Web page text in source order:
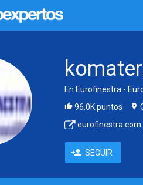
En Eurofinestra -
96,0K puntos
eurofinestra.com
SEGUIR